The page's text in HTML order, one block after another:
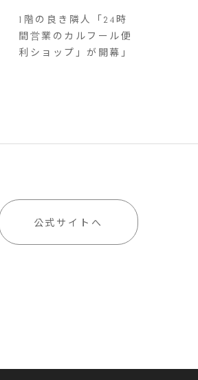
ル便利ショップ」が
開幕
1階の良き隣人「24時
間営業のカルフール便
利ショップ」が開幕」
公式サイトへ